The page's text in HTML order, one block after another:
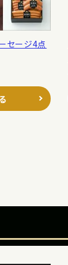
セージ4点